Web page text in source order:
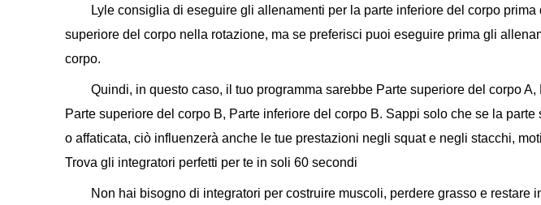
Lyle consiglia di eseguire gli allenamenti per la parte inferiore del corpo
superiore del corpo nella rotazione, ma se preferisci puoi eseguire prima gli
corpo.
Quindi, in questo caso, il tuo programma sarebbe Parte superiore del corpo A,
Parte superiore del corpo B, Parte inferiore del corpo B. Sappi solo che se la
o affaticata, ciò influenzerà anche le tue prestazioni negli squat e negli stacchi,
Trova gli integratori perfetti per te in soli 60 secondi
Non hai bisogno di integratori per costruire muscoli, perdere grasso e restare